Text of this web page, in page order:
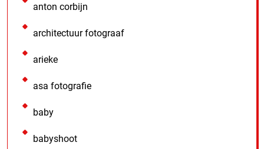
anton corbijn
architectuur fotograaf
arieke
asa fotografie
baby
babyshoot